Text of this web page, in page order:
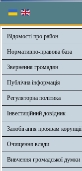
Відомості про район
Нормативно-правова база
Звернення громадян
Публічна інформація
Регуляторна політика
Інвестиційний довідник
Запобігання проявам корупції
Очищення влади
Вивчення громадської думки